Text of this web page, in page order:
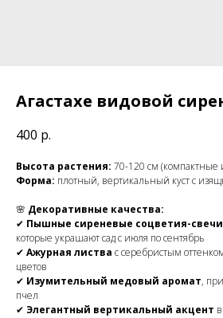
Агастахе видовой
400 р.
Высота растения: 70-120 см (компактные
Форма: плотный, вертикальный куст с
🌸 Декоративные качества:
✔ Пышные сиреневые соцветия-свечи
которые украшают сад с июля по сентябрь
✔ Ажурная листва с серебристым
цветов
✔ Изумительный медовый аромат,
пчел
✔ Элегантный вертикальный акцент